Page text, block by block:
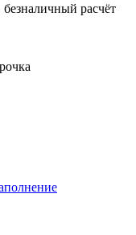
расчёт